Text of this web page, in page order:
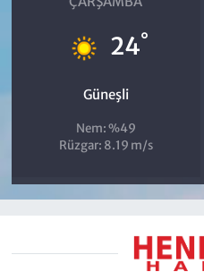
24°
Güneşli
Nem: %49
Rüzgar: 8.19 m/s